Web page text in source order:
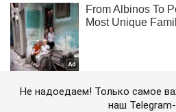
Не надоедаем! Только самое
наш